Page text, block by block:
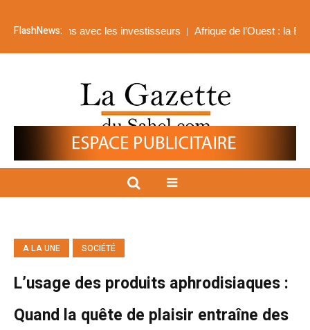
FlashNews:
avec les investisseurs Afrique de l’Ouest : la BIDC
A LA UNE SOCIÉTÉ
L’usage des produits aphrodisiaques :
Quand la quête de plaisir entraîne des